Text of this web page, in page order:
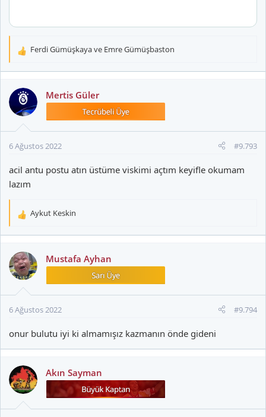
T
k
l
:
Ferdi Gümüşkayave Emre Gümüşbaston
Mertis Güler
6 Ağustos 2022 #9.793
acil antu postu atın üstüme viskimi açtım keyifle okumam
lazım
T
k
i
l
:
Aykut Keskin
Mustafa Ayhan
6 Ağustos 2022 #9.794
onur bulutu iyi ki almamışız kazmanın önde gideni
Akın Sayman